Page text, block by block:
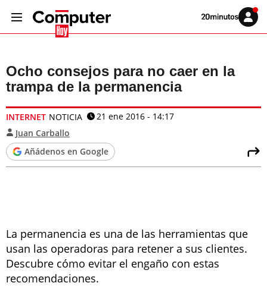
Volver
Iniciar
sesión
Ocho consejos para no caer en la
trampa de la permanencia
INTERNET NOTICIA
21 ene 2016 - 14:17
Juan Carballo
Añádenos en Google
La permanencia es una de las herramientas que
usan las operadoras para retener a sus clientes.
Descubre cómo evitar el engaño con estas
recomendaciones.